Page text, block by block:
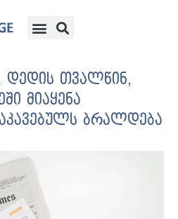
თვალწინ,
მიაყენა
ბრალდება